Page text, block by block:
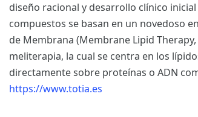
diseño racional y desarrollo clínico
compuestos se basan en un novedoso
de Membrana (Membrane Lipid
meliterapia, la cual se centra en los
directamente sobre proteínas o ADN
https://www.totia.es